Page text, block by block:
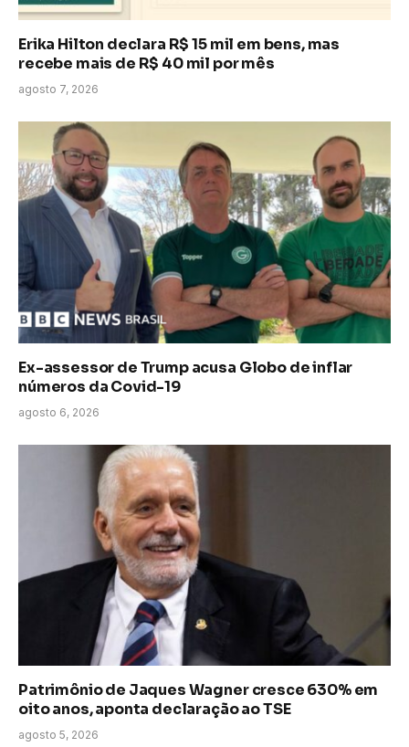
Erika Hilton declara R$ 15 mil em bens, mas
recebe mais de R$ 40 mil por mês
agosto 7, 2026
Ex-assessor de Trump acusa Globo de inflar
números da Covid-19
agosto 6, 2026
Patrimônio de Jaques Wagner cresce 630% em
oito anos, aponta declaração ao TSE
agosto 5, 2026